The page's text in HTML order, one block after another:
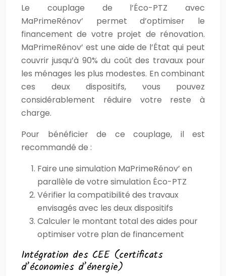
Le couplage de l’Éco-PTZ avec
MaPrimeRénov’ permet d’optimiser le
financement de votre projet de rénovation.
MaPrimeRénov’ est une aide de l’État qui peut
couvrir jusqu’à 90% du coût des travaux pour
les ménages les plus modestes. En combinant
ces deux dispositifs, vous pouvez
considérablement réduire votre reste à
charge.
Pour bénéficier de ce couplage, il est
recommandé de :
Faire une simulation MaPrimeRénov’ en
parallèle de votre simulation Éco-PTZ
Vérifier la compatibilité des travaux
envisagés avec les deux dispositifs
Calculer le montant total des aides pour
optimiser votre plan de financement
Intégration des CEE (certificats
d’économies d’énergie)